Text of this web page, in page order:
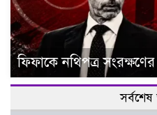
ফিফাকে নথিপত্র